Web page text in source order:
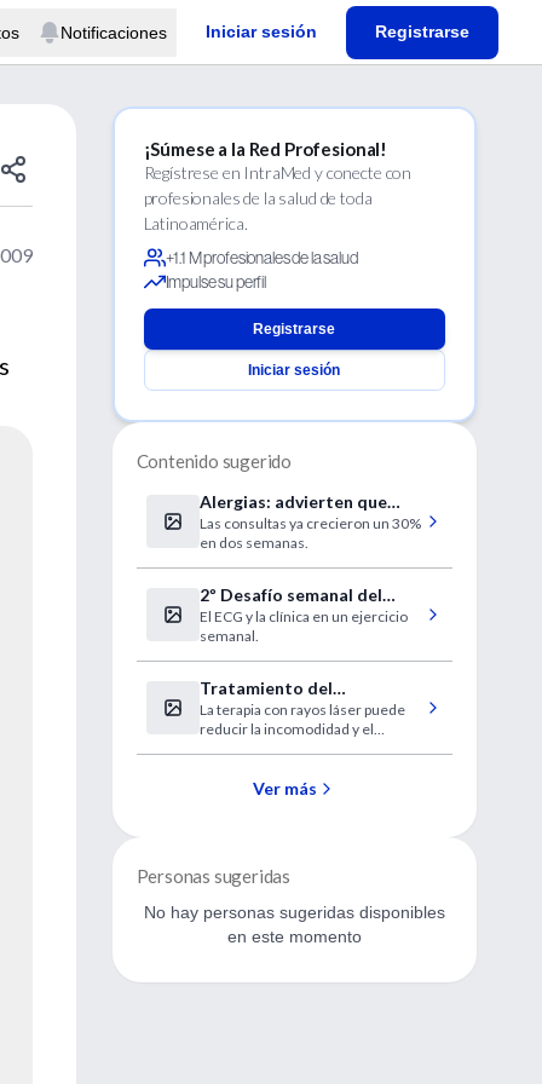
Notificaciones Iniciar sesión Registrarse
¡Súmese a la Red Profesional!
Regístrese en IntraMed y conecte con
profesionales de la salud de toda
Latinoamérica.
+1.1 M profesionales de la salud
Impulse su perfil
Registrarse
Iniciar sesión
Contenido sugerido
Alergias: advierten que
este año durarán más
tiempo
Las consultas ya crecieron un 30%
en dos semanas.
2º Desafío semanal del
"Curso a distancia de ECG"
El ECG y la clínica en un ejercicio
semanal.
Tratamiento del
Hemangioma capilar
congénito o Nevo
Flamígero
La terapia con rayos láser puede
reducir la incomodidad y el
Ver más
Personas sugeridas
No hay personas sugeridas disponibles
en este momento